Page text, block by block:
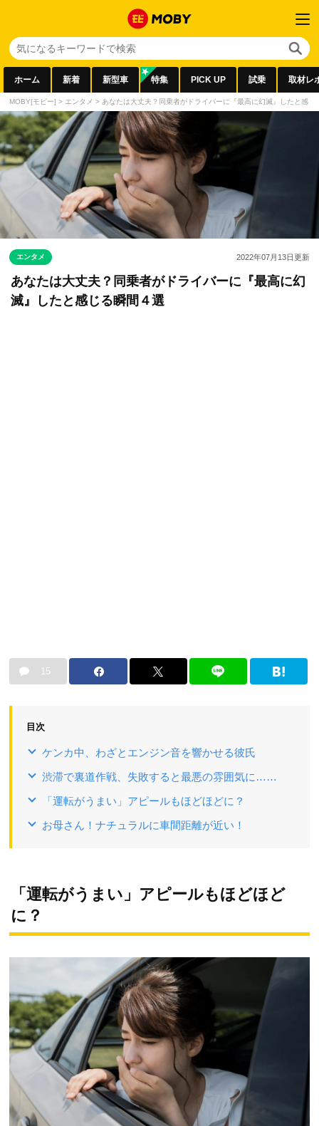
ホーム 新着 新型車 特集 PICK UP 試乗 取材レ
MOBY[モビー] > エンタメ > あなたは大丈夫？同乗者がドライバーに『最高に幻滅』したと感じ
エンタメ 2022年07月13日更新
あなたは大丈夫？同乗者がドライバーに『最高に幻
滅』したと感じる瞬間４選
15
目次
ケンカ中、わざとエンジン音を響かせる彼氏
渋滞で裏道作戦、失敗すると最悪の雰囲気に……
「運転がうまい」アピールもほどほどに？
お母さん！ナチュラルに車間距離が近い！
「運転がうまい」アピールもほどほど
に？